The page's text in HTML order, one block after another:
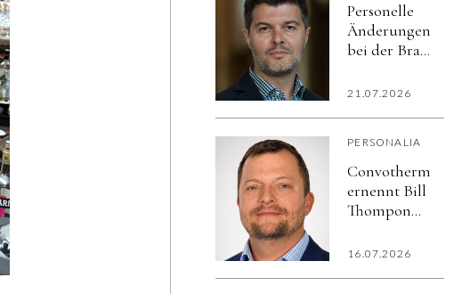
Personelle
Änderungen
bei der Brau
Österreich:
übernimmt
Leitung von
Corporate
Affairs
21.07.2026
PERSONALIA
Convotherm
ernennt Bill
Thompon
Manager von
16.07.2026